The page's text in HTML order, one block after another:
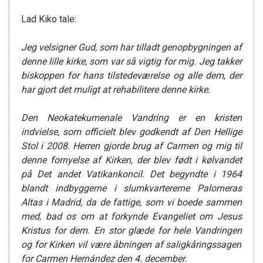
Lad Kiko tale:
Jeg velsigner Gud, som har tilladt genopbygningen af
denne lille kirke, som var så vigtig for mig. Jeg takker
biskoppen for hans tilstedeværelse og alle dem, der
har gjort det muligt at rehabilitere denne kirke.
Den Neokatekumenale Vandringer en kristen
indvielse, som officielt blev godkendt af Den Hellige
Stol i 2008. Herren gjorde brug af Carmen og mig til
denne fornyelse af Kirken, der blev født i kølvandet
på Det andet Vatikankoncil. Det begyndte i 1964
blandt indbyggerne i slumkvartererne Palomeras
Altas i Madrid, da de fattige, som vi boede sammen
med, bad os om at forkynde Evangeliet om Jesus
Kristus for dem. En stor glæde for hele Vandringen
og for Kirken vil være åbningen af saligkåringssagen
for Carmen Hernández den 4. december.